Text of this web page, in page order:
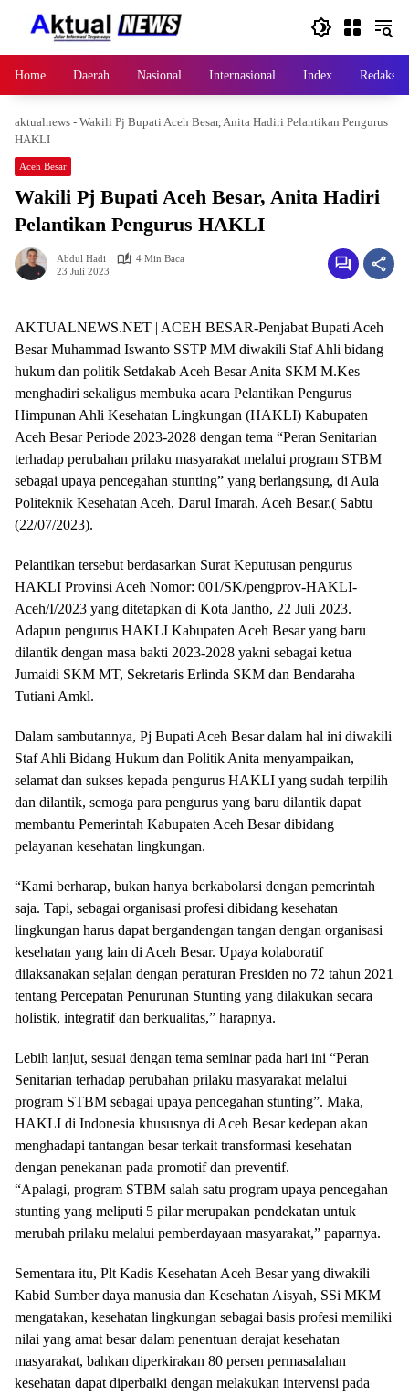
Home Daerah Nasional Internasional Index Redaksi
aktualnews - Wakili Pj Bupati Aceh Besar, Anita Hadiri Pelantikan Pengurus
HAKLI
Aceh Besar
Wakili Pj Bupati Aceh Besar, Anita Hadiri
Pelantikan Pengurus HAKLI
Abdul Hadi
4 Min Baca
23 Juli 2023
AKTUALNEWS.NET | ACEH BESAR-Penjabat Bupati Aceh
Besar Muhammad Iswanto SSTP MM diwakili Staf Ahli bidang
hukum dan politik Setdakab Aceh Besar Anita SKM M.Kes
menghadiri sekaligus membuka acara Pelantikan Pengurus
Himpunan Ahli Kesehatan Lingkungan (HAKLI) Kabupaten
Aceh Besar Periode 2023-2028 dengan tema “Peran Senitarian
terhadap perubahan prilaku masyarakat melalui program STBM
sebagai upaya pencegahan stunting” yang berlangsung, di Aula
Politeknik Kesehatan Aceh, Darul Imarah, Aceh Besar,( Sabtu
(22/07/2023).
Pelantikan tersebut berdasarkan Surat Keputusan pengurus
HAKLI Provinsi Aceh Nomor: 001/SK/pengprov-HAKLI-
Aceh/I/2023 yang ditetapkan di Kota Jantho, 22 Juli 2023.
Adapun pengurus HAKLI Kabupaten Aceh Besar yang baru
dilantik dengan masa bakti 2023-2028 yakni sebagai ketua
Jumaidi SKM MT, Sekretaris Erlinda SKM dan Bendaraha
Tutiani Amkl.
Dalam sambutannya, Pj Bupati Aceh Besar dalam hal ini diwakili
Staf Ahli Bidang Hukum dan Politik Anita menyampaikan,
selamat dan sukses kepada pengurus HAKLI yang sudah terpilih
dan dilantik, semoga para pengurus yang baru dilantik dapat
membantu Pemerintah Kabupaten Aceh Besar dibidang
pelayanan kesehatan lingkungan.
“Kami berharap, bukan hanya berkabolarsi dengan pemerintah
saja. Tapi, sebagai organisasi profesi dibidang kesehatan
lingkungan harus dapat bergandengan tangan dengan organisasi
kesehatan yang lain di Aceh Besar. Upaya kolaboratif
dilaksanakan sejalan dengan peraturan Presiden no 72 tahun 2021
tentang Percepatan Penurunan Stunting yang dilakukan secara
holistik, integratif dan berkualitas,” harapnya.
Lebih lanjut, sesuai dengan tema seminar pada hari ini “Peran
Senitarian terhadap perubahan prilaku masyarakat melalui
program STBM sebagai upaya pencegahan stunting”. Maka,
HAKLI di Indonesia khususnya di Aceh Besar kedepan akan
menghadapi tantangan besar terkait transformasi kesehatan
dengan penekanan pada promotif dan preventif.
“Apalagi, program STBM salah satu program upaya pencegahan
stunting yang meliputi 5 pilar merupakan pendekatan untuk
merubah prilaku melalui pemberdayaan masyarakat,” paparnya.
Sementara itu, Plt Kadis Kesehatan Aceh Besar yang diwakili
Kabid Sumber daya manusia dan Kesehatan Aisyah, SSi MKM
mengatakan, kesehatan lingkungan sebagai basis profesi memiliki
nilai yang amat besar dalam penentuan derajat kesehatan
masyarakat, bahkan diperkirakan 80 persen permasalahan
kesehatan dapat diperbaiki dengan melakukan intervensi pada